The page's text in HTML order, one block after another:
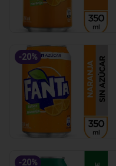
-20%
-20%